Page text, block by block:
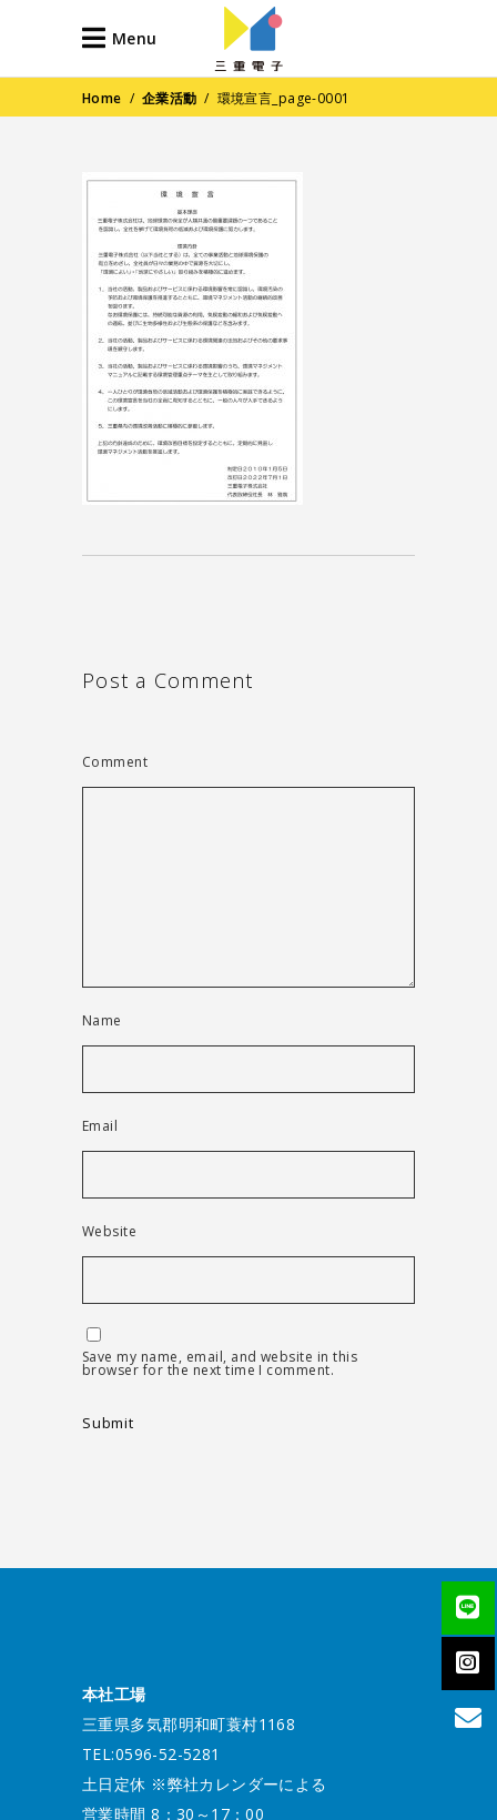
Menu
Home / 企業活動 / 環境宣言_page-0001
Post a Comment
Comment
Name
Email
Website
Save my name, email, and website in this
browser for the next time I comment.
本社工場
三重県多気郡明和町蓑村1168
TEL:0596-52-5281
土日定休 ※弊社カレンダーによる
営業時間 8：30～17：00